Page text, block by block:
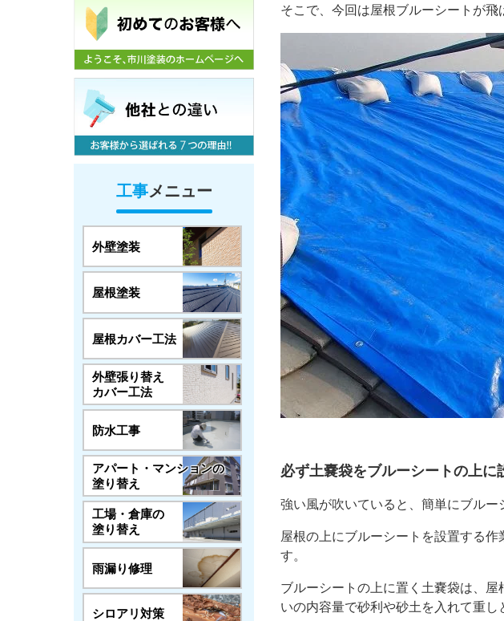
工事メニュー
外壁塗装
屋根塗装
屋根カバー工法
外壁張り替え
カバー工法
防水工事
アパート・マンションの
塗り替え
工場・倉庫の
塗り替え
雨漏り修理
シロアリ対策
そこで、今回は屋根ブルーシートが飛
必ず土嚢袋をブルーシートの上に
強い風が吹いていると、簡単にブルー
屋根の上にブルーシートを設置する
す。
ブルーシートの上に置く土嚢袋は、
いの内容量で砂利や砂土を入れて重し